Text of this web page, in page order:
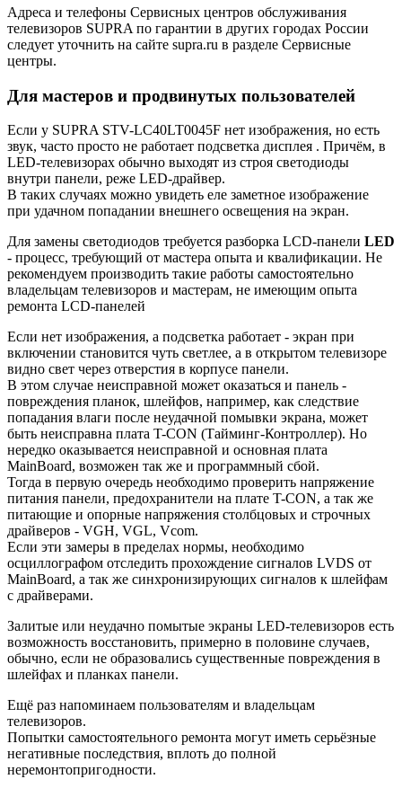
Адреса и телефоны Сервисных центров обслуживания
телевизоров SUPRA по гарантии в других городах России
следует уточнить на сайте supra.ru в разделе Сервисные
центры.
Для мастеров и продвинутых пользователей
Если у SUPRA STV-LC40LT0045F нет изображения, но есть
звук, часто просто не работает подсветка дисплея . Причём, в
LED-телевизорах обычно выходят из строя светодиоды
внутри панели, реже LED-драйвер.
В таких случаях можно увидеть еле заметное изображение
при удачном попадании внешнего освещения на экран.
Для замены светодиодов требуется разборка LCD-панели LED
- процесс, требующий от мастера опыта и квалификации. Не
рекомендуем производить такие работы самостоятельно
владельцам телевизоров и мастерам, не имеющим опыта
ремонта LCD-панелей
Если нет изображения, а подсветка работает - экран при
включении становится чуть светлее, а в открытом телевизоре
видно свет через отверстия в корпусе панели.
В этом случае неисправной может оказаться и панель -
повреждения планок, шлейфов, например, как следствие
попадания влаги после неудачной помывки экрана, может
быть неисправна плата T-CON (Тайминг-Контроллер). Но
нередко оказывается неисправной и основная плата
MainBoard, возможен так же и программный сбой.
Тогда в первую очередь необходимо проверить напряжение
питания панели, предохранители на плате T-CON, а так же
питающие и опорные напряжения столбцовых и строчных
драйверов - VGH, VGL, Vcom.
Если эти замеры в пределах нормы, необходимо
осциллографом отследить прохождение сигналов LVDS от
MainBoard, а так же синхронизирующих сигналов к шлейфам
с драйверами.
Залитые или неудачно помытые экраны LED-телевизоров есть
возможность восстановить, примерно в половине случаев,
обычно, если не образовались существенные повреждения в
шлейфах и планках панели.
Ещё раз напоминаем пользователям и владельцам
телевизоров.
Попытки самостоятельного ремонта могут иметь серьёзные
негативные последствия, вплоть до полной
неремонтопригодности.